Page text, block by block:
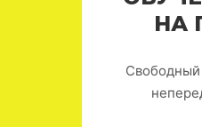
НА
Свободный